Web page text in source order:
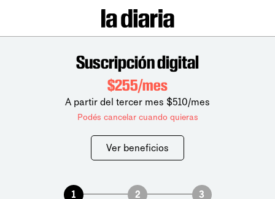
Suscripción digital
$255/mes
A partir del tercer mes $510/mes
Podés cancelar cuando quieras
Ver beneficios
1 2 3